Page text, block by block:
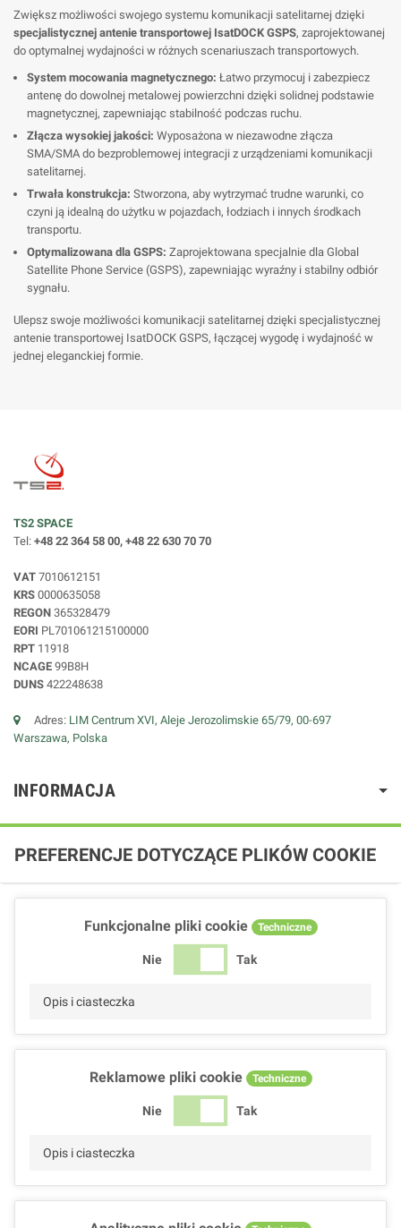
Zwiększ możliwości swojego systemu komunikacji satelitarnej dzięki
specjalistycznej antenie transportowej IsatDOCK GSPS, zaprojektowanej
do optymalnej wydajności w różnych scenariuszach transportowych.
System mocowania magnetycznego: Łatwo przymocuj i zabezpiecz
antenę do dowolnej metalowej powierzchni dzięki solidnej podstawie
magnetycznej, zapewniając stabilność podczas ruchu.
Złącza wysokiej jakości: Wyposażona w niezawodne złącza
SMA/SMA do bezproblemowej integracji z urządzeniami komunikacji
satelitarnej.
Trwała konstrukcja: Stworzona, aby wytrzymać trudne warunki, co
czyni ją idealną do użytku w pojazdach, łodziach i innych środkach
transportu.
Optymalizowana dla GSPS: Zaprojektowana specjalnie dla Global
Satellite Phone Service (GSPS), zapewniając wyraźny i stabilny odbiór
sygnału.
Ulepsz swoje możliwości komunikacji satelitarnej dzięki specjalistycznej
antenie transportowej IsatDOCK GSPS, łączącej wygodę i wydajność w
jednej eleganckiej formie.
TS2 SPACE
Tel: +48 22 364 58 00, +48 22 630 70 70
VAT 7010612151
KRS 0000635058
REGON 365328479
EORI PL701061215100000
RPT 11918
NCAGE 99B8H
DUNS 422248638
Adres: LIM Centrum XVI, Aleje Jerozolimskie 65/79, 00-697
Warszawa, Polska
INFORMACJA
PREFERENCJE DOTYCZĄCE PLIKÓW COOKIE
Funkcjonalne pliki cookie Techniczne
Nie Tak
Opis i ciasteczka
Reklamowe pliki cookie Techniczne
Nie Tak
Opis i ciasteczka